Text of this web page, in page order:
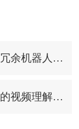
上一篇：重庆研究院在结构信息未知冗余机器人控制的研究中取得进展
下一篇：重庆研究院在自然语言问答的视频理解研究中取得进展